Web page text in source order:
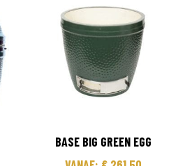
BASE BIG GREEN EGG